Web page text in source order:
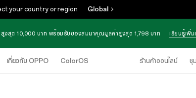
your country or region Global
งสุด 10,000 บาท พร้อมรับของสมนาคุณมูลค่าสูงสุด 1,798 บาท เรียนรู้เพิ่ม
เกี่ยวกับ OPPO ColorOS ร้านค้าออนไลน์ ชุ